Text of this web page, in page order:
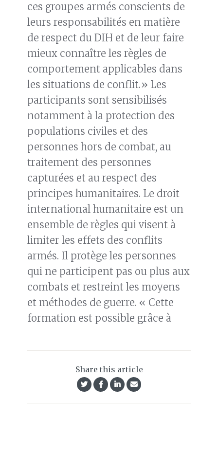
ces groupes armés conscients de
leurs responsabilités en matière
de respect du DIH et de leur faire
mieux connaître les règles de
comportement applicables dans
les situations de conflit.» Les
participants sont sensibilisés
notamment à la protection des
populations civiles et des
personnes hors de combat, au
traitement des personnes
capturées et au respect des
principes humanitaires. Le droit
international humanitaire est un
ensemble de règles qui visent à
limiter les effets des conflits
armés. Il protège les personnes
qui ne participent pas ou plus aux
combats et restreint les moyens
et méthodes de guerre. « Cette
formation est possible grâce à
Share this article